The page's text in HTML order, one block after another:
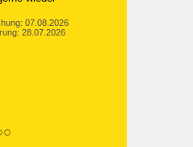
07.08.2026
28.07.2026